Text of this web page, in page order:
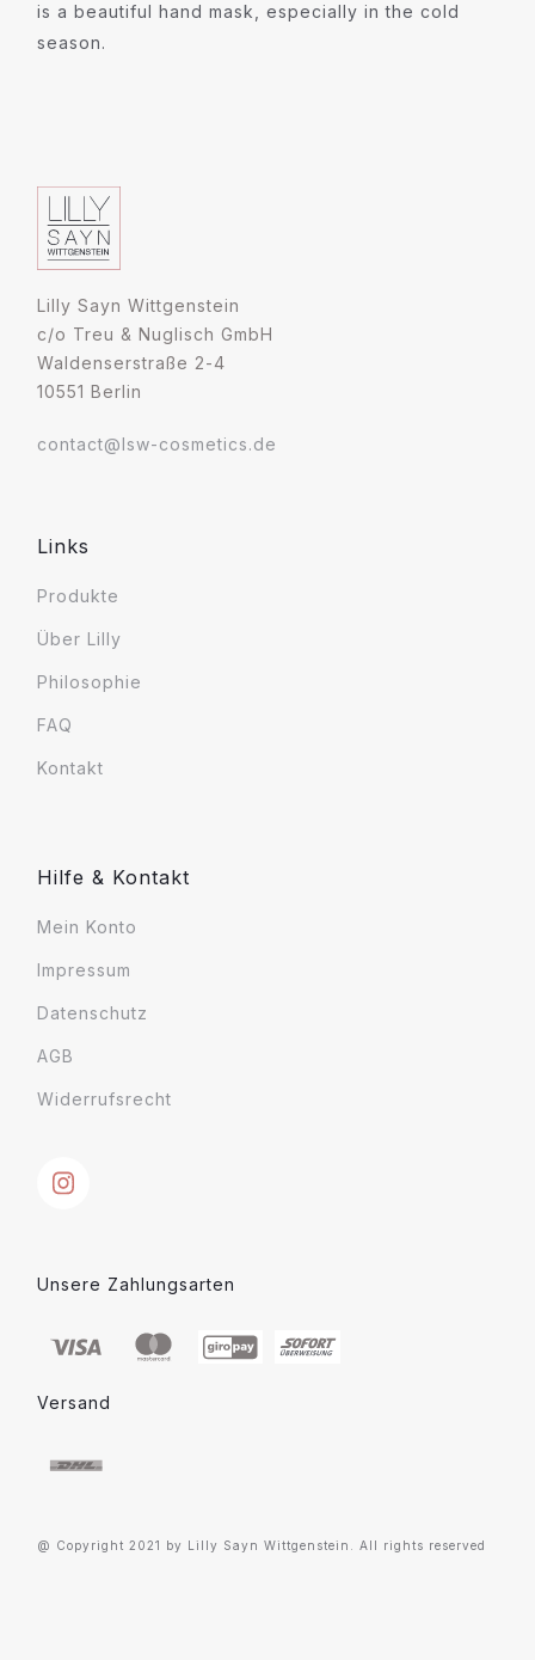
is a beautiful hand mask, especially in the cold
season.
Lilly Sayn Wittgenstein
c/o Treu & Nuglisch GmbH
Waldenserstraße 2-4
10551 Berlin
contact@lsw-cosmetics.de
Links
Produkte
Über Lilly
Philosophie
FAQ
Kontakt
Hilfe & Kontakt
Mein Konto
Impressum
Datenschutz
AGB
Widerrufsrecht
Unsere Zahlungsarten
Versand
@ Copyright 2021 by Lilly Sayn Wittgenstein. All rights reserved